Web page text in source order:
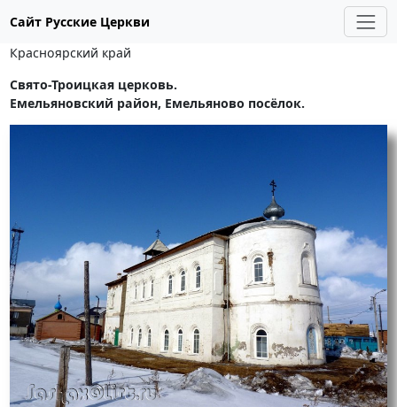
Сайт Русские Церкви
Красноярский край
Свято-Троицкая церковь.
Емельяновский район, Емельяново посёлок.